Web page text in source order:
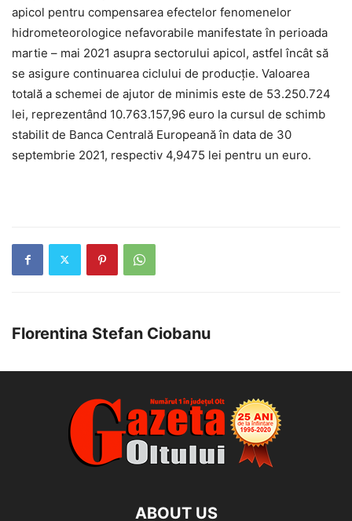
apicol pentru compensarea efectelor fenomenelor
hidrometeorologice nefavorabile manifestate în perioada
martie – mai 2021 asupra sectorului apicol, astfel încât să
se asigure continuarea ciclului de producție. Valoarea
totală a schemei de ajutor de minimis este de 53.250.724
lei, reprezentând 10.763.157,96 euro la cursul de schimb
stabilit de Banca Centrală Europeană în data de 30
septembrie 2021, respectiv 4,9475 lei pentru un euro.
Florentina Stefan Ciobanu
ABOUT US